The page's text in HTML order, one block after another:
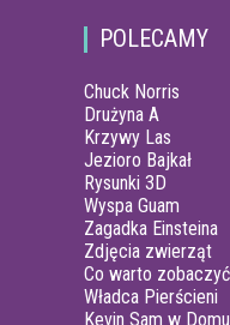
POLECAMY
Chuck Norris
Drużyna A
Krzywy Las
Jezioro Bajkał
Rysunki 3D
Wyspa Guam
Zagadka Einsteina
Zdjęcia zwierząt
Co warto
Władca Pierścieni
Kevin Sam w Domu